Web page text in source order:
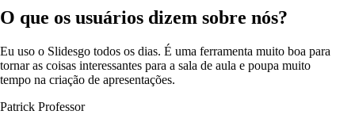
O que os usuários dizem sobre nós?
Eu uso o Slidesgo todos os dias. É uma ferramenta muito boa para
tornar as coisas interessantes para a sala de aula e poupa muito
tempo na criação de apresentações.
Patrick Professor